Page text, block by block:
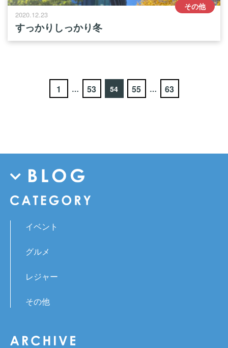
2020.12.23
すっかりしっかり冬
その他
1 … 53 54 55 … 63
イベント
グルメ
レジャー
その他